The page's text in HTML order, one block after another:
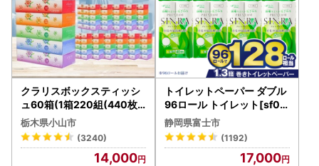
クラリスボックスティッシ
ュ60箱(1箱220組(440枚))
(5個入り×12セット)【配送
不可地域：離島・沖縄県】
【1256759】
栃木県小山市
(3240)
14,000
トイレットペーパー ダブル
96ロール トイレット[sf00
1-012]
静岡県富士市
(1192)
17,000